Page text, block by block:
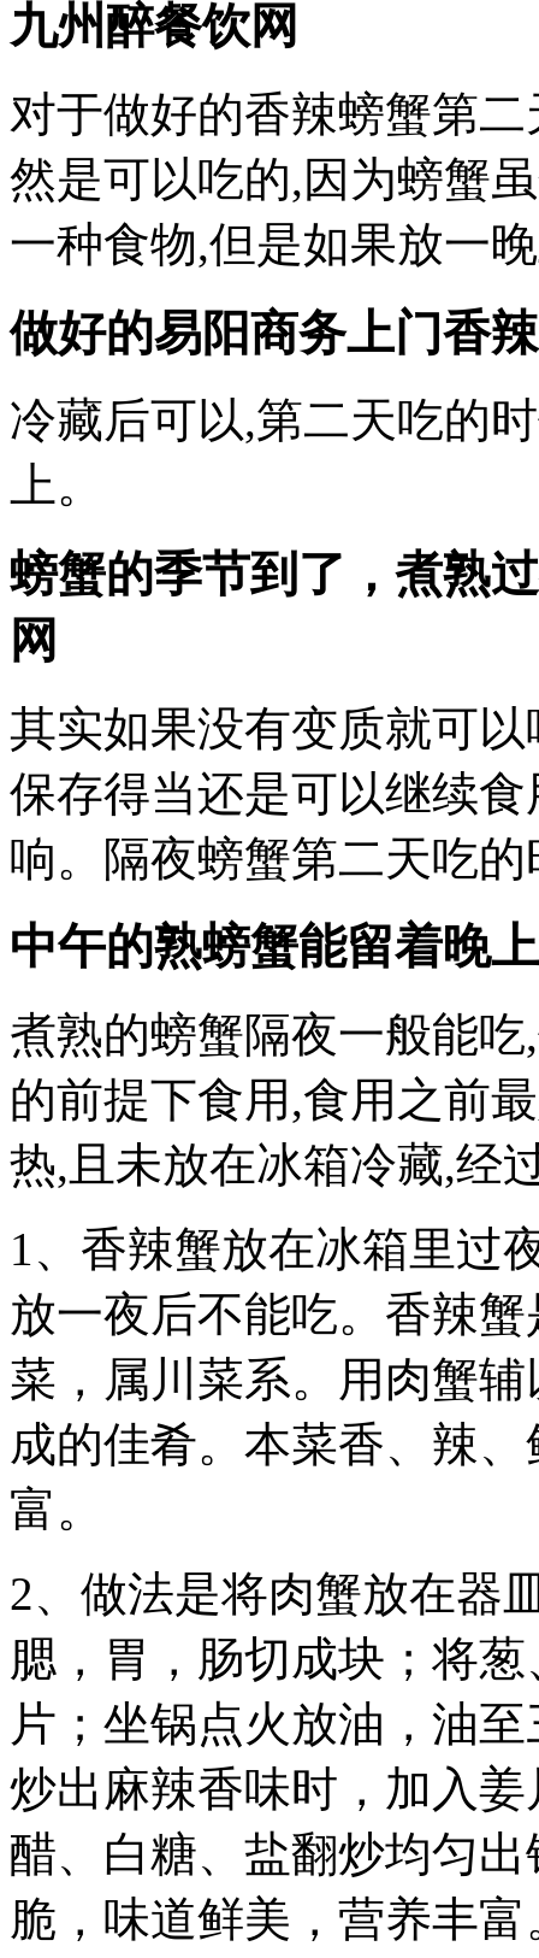
九州醉餐饮网
对于做好的香辣螃蟹第
然是可以吃的,因为螃蟹
一种食物,但是如果放一
做好的易阳商务上门香
冷藏后可以,第二天吃的
上。
螃蟹的季节到了，煮熟
网
其实如果没有变质就可
保存得当还是可以继续
响。隔夜螃蟹第二天吃
中午的熟螃蟹能留着晚
煮熟的螃蟹隔夜一般能
的前提下食用,食用之前
热,且未放在冰箱冷藏,经
1、香辣蟹放在冰箱里过
放一夜后不能吃。香辣
菜，属川菜系。用肉蟹
成的佳肴。本菜香、辣
富。
2、做法是将肉蟹放在器
腮，胃，肠切成块；将
片；坐锅点火放油，油
炒出麻辣香味时，加入
醋、白糖、盐翻炒均匀
脆，味道鲜美，营养丰富